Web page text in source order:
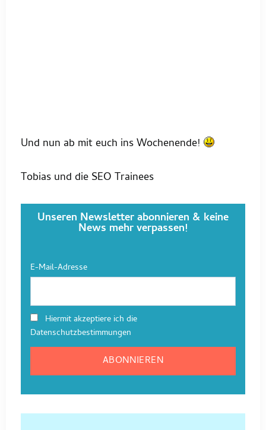
Und nun ab mit euch ins Wochenende!
Tobias und die SEO Trainees
Unseren Newsletter abonnieren & keine
News mehr verpassen!
E-Mail-Adresse
Hiermit akzeptiere ich die
Datenschutzbestimmungen